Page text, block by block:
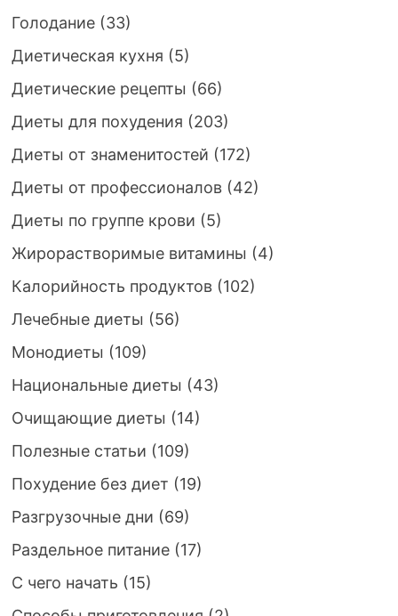
Голодание(33)
Диетическая кухня (5)
Диетические рецепты (66)
Диеты для похудения (203)
Диеты от знаменитостей (172)
Диеты от профессионалов(42)
Диеты по группе крови (5)
Жирорастворимые витамины (4)
Калорийность продуктов(102)
Лечебные диеты (56)
Монодиеты (109)
Национальные диеты (43)
Очищающие диеты (14)
Полезные статьи (109)
Похудение без диет (19)
Разгрузочные дни (69)
Раздельное питание(17)
С чего начать (15)